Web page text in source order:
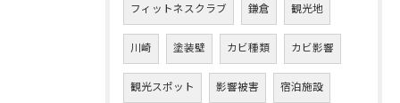
フィットネスクラブ 鎌倉 観光地
川崎 塗装壁 カビ種類 カビ影響
観光スポット 影響被害 宿泊施設